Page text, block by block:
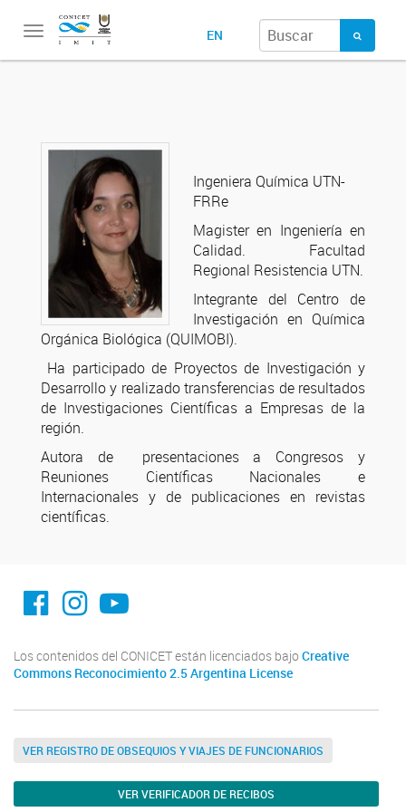
Toggle
EN
Ingeniera Química UTN-
FRRe
Magister en Ingeniería en
Calidad. Facultad
Regional Resistencia UTN.
Integrante del Centro de
Investigación en Química
Orgánica Biológica (QUIMOBI).
Ha participado de Proyectos de Investigación y
Desarrollo y realizado transferencias de resultados
de Investigaciones Científicas a Empresas de la
región.
Autora de presentaciones a Congresos y
Reuniones Científicas Nacionales e
Internacionales y de publicaciones en revistas
científicas.
facebook imit.conicet
imit.conicet
Youtube
Los contenidos del CONICET están licenciados bajo Creative
Commons Reconocimiento 2.5 Argentina License
VER REGISTRO DE OBSEQUIOS Y VIAJES DE FUNCIONARIOS
VER VERIFICADOR DE RECIBOS